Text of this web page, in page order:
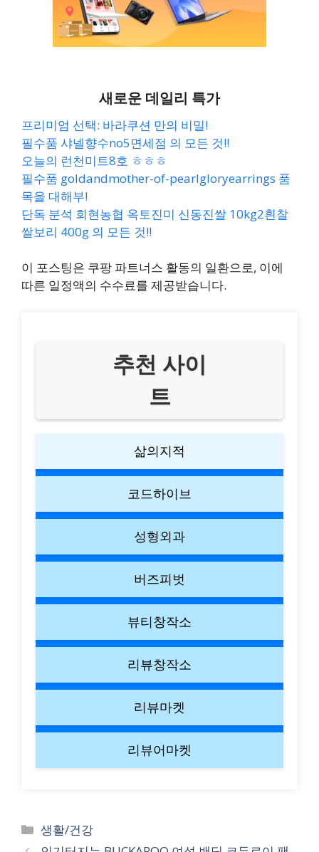
새로운 데일리 특가
프리미엄 선택: 바라쿠션 만의 비밀!
필수품 샤넬향수no5면세점 의 모든 것!!
오늘의 런천미트8호 ㅎㅎㅎ
필수품 goldandmother-of-pearlgloryearrings 품
목을 대해부!
단독 분석 회현농협 옥토진미 신동진쌀 10kg2흰찰
쌀보리 400g 의 모든 것!!
이 포스팅은 쿠팡 파트너스 활동의 일환으로, 이에
따른 일정액의 수수료를 제공받습니다.
추천 사이
트
삶의지적
코드하이브
성형외과
버즈피벗
뷰티창작소
리뷰창작소
리뷰마켓
리뷰어마켓
Categories
생활/건강